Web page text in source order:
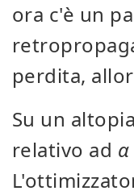
ora c'è un
perdita,
Su un
relativo ad α